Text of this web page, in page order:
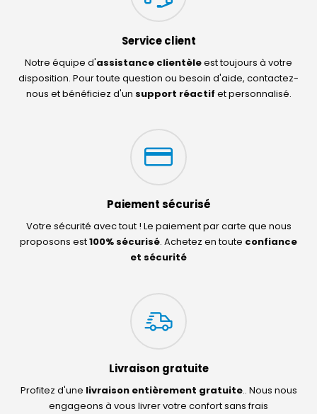
Service client
Notre équipe d'assistance clientèleest toujours à votre
disposition. Pour toute question ou besoin d'aide, contactez-
nous et bénéficiez d'un support réactif et personnalisé.
Paiement sécurisé
Votre sécurité avec tout ! Le paiement par carte que nous
proposons est100% sécurisé. Achetez en toute confiance
et sécurité
Livraison gratuite
Profitez d'une livraison entièrement gratuite.. Nous nous
engageons à vous livrer votre confort sans frais